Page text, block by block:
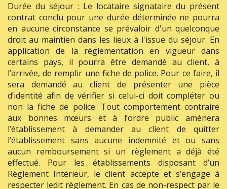
Durée du séjour : Le locataire signataire du présent
contrat conclu pour une durée déterminée ne pourra
en aucune circonstance se prévaloir d'un quelconque
droit au maintien dans les lieux à l'issue du séjour. En
application de la réglementation en vigueur dans
certains pays, il pourra être demandé au client, à
l’arrivée, de remplir une fiche de police. Pour ce faire, il
sera demandé au client de présenter une pièce
d’identité afin de vérifier si celui-ci doit compléter ou
non la fiche de police. Tout comportement contraire
aux bonnes mœurs et à l’ordre public amènera
l’établissement à demander au client de quitter
l’établissement sans aucune indemnité et ou sans
aucun remboursement si un règlement a déjà été
effectué. Pour les établissements disposant d’un
Règlement Intérieur, le client accepte et s’engage à
respecter ledit règlement. En cas de non-respect par le